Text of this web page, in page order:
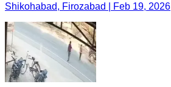
Shikohabad, Firozabad | Feb 19, 2026